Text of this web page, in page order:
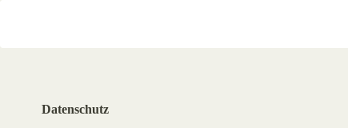
Datenschutz